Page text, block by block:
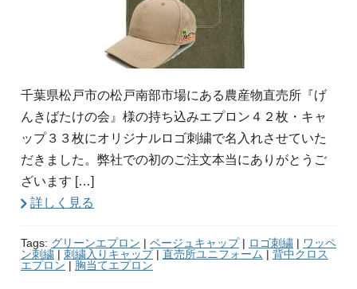
千葉県松戸市の松戸南部市場にある農産物直売所『げ
んきばたけの会』様の持ち込みエプロン４２枚・キャ
ップ３３枚にオリジナルロゴ刺繍で名入れさせていた
だきました。弊社での初のご注文本当にありがとうご
ざいます […]
詳しく見る
Tags: グリーンエプロン | ベージュキャップ| ロゴ刺繍 | ワッペ
ン刺繍 | 刺繍入りキャップ| 直売所ユニフォーム | 背中クロス
エプロン | 胸当てエプロン